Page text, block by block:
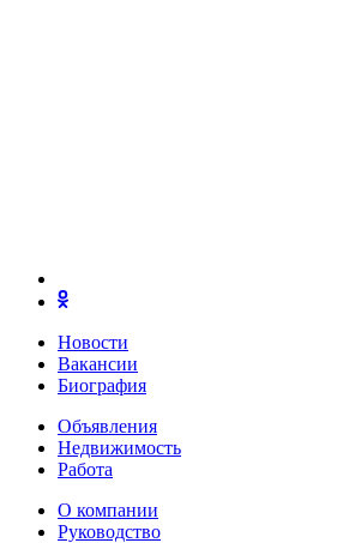
Новости
Вакансии
Биография
Объявления
Недвижимость
Работа
О компании
Руководство